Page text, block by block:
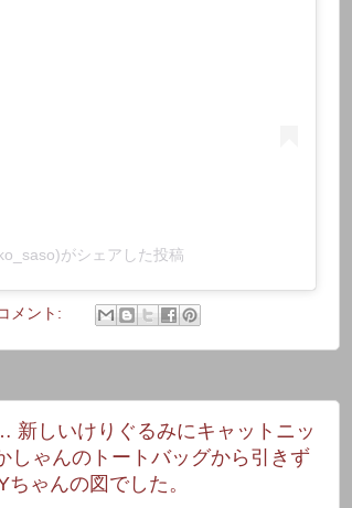
がシェアした投稿
メント:
新しいけりぐるみにキャットニッ
しゃんのトートバッグから引きず
ゃんの図でした。